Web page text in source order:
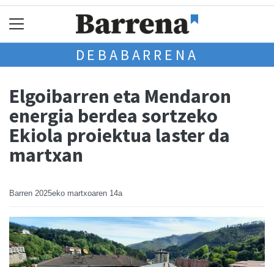
DEBABARRENA
Elgoibarren eta Mendaron
energia berdea sortzeko
Ekiola proiektua laster da
martxan
Barren 2025eko martxoaren 14a